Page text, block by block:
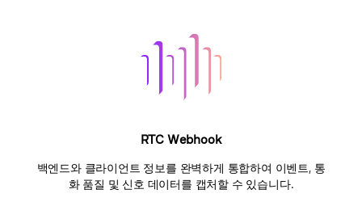
RTC Webhook
백엔드와 클라이언트 정보를 완벽하게 통합하여 이벤트, 통
화 품질 및 신호 데이터를 캡처할 수 있습니다.